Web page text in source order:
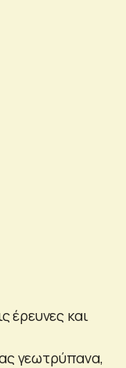
έρευνες και
γεωτρύπανα,